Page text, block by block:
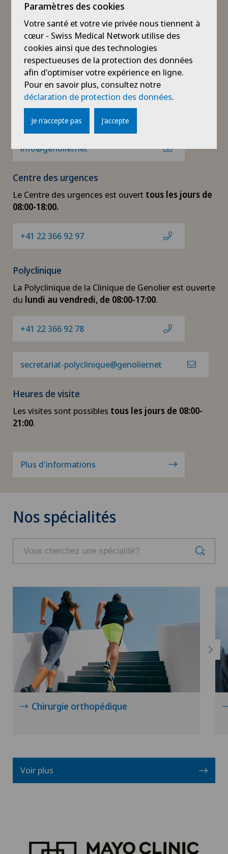
Heures de visite et
d'ouverture
Réception principale
Notre réception principale (entrée Nord) est ouverte
tous les jours de l’année, 24h/24.
info@genolier.net
Centre des urgences
Le Centre des urgences est ouvert tous les jours de
08:00-18:00.
+41 22 366 92 97
Polyclinique
La Polyclinique de la Clinique de Genolier est ouverte
du lundi au vendredi, de 08:00-17:00.
+41 22 366 92 78
secretariat-polyclinique@genolier.net
Heures de visite
Les visites sont possibles tous les jours de 08:00-
21:00.
Plus d'informations
Nos spécialités
Chirurgie orthopédique
Voir plus
Paramètres des cookies
Votre santé et votre vie privée nous tiennent à
cœur - Swiss Medical Network utilise des
cookies ainsi que des technologies
respectueuses de la protection des données
afin d'optimiser votre expérience en ligne.
Pour en savoir plus, consultez notre
déclaration de protection des données.
Je n'accepte pas J'accepte